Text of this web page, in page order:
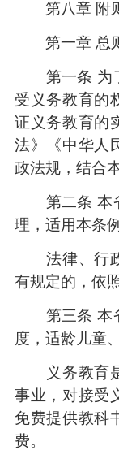
第八章 附
第一章 总
第一条 为了
受义务教育的
证义务教育的
法》《中华人
政法规，结合
第二条 本省
理，适用本条例
法律、行政
有规定的，依
第三条 本省
度，适龄儿童
义务教育是
事业，对接受
免费提供教科
费。